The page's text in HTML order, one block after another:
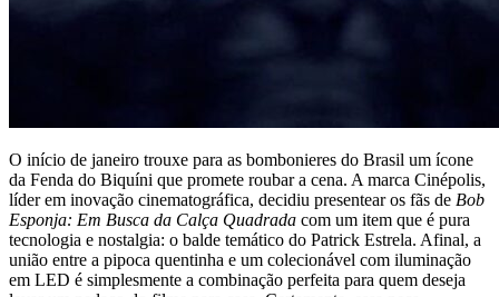
O início de janeiro trouxe para as bombonieres do Brasil um ícone
da Fenda do Biquíni que promete roubar a cena. A marca Cinépolis,
líder em inovação cinematográfica, decidiu presentear os fãs de Bob
Esponja: Em Busca da Calça Quadrada com um item que é pura
tecnologia e nostalgia: o balde temático do Patrick Estrela. Afinal, a
união entre a pipoca quentinha e um colecionável com iluminação
em LED é simplesmente a combinação perfeita para quem deseja